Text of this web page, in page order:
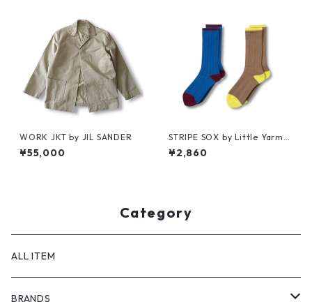
WORK JKT by JIL SANDER
¥55,000
STRIPE SOX by Little Yarmo
uth
¥2,860
Category
ALL ITEM
BRANDS